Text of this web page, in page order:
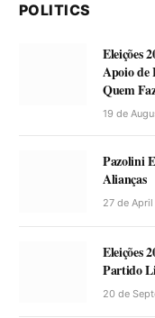
POLITICS
Eleições
Apoio de
Quem
19 de
Pazolini
Alianças
27 de
Eleições
Partido
20 de